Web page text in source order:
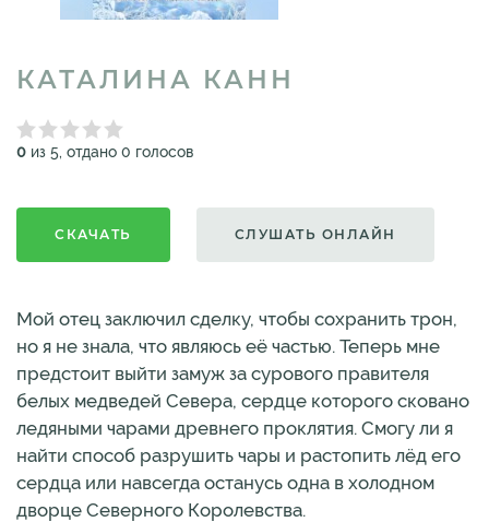
КАТАЛИНА КАНН
0 из 5, отдано 0 голосов
СКАЧАТЬ СЛУШАТЬ ОНЛАЙН
Мой отец заключил сделку, чтобы сохранить трон,
но я не знала, что являюсь её частью. Теперь мне
предстоит выйти замуж за сурового правителя
белых медведей Севера, сердце которого сковано
ледяными чарами древнего проклятия. Смогу ли я
найти способ разрушить чары и растопить лёд его
сердца или навсегда останусь одна в холодном
дворце Северного Королевства.